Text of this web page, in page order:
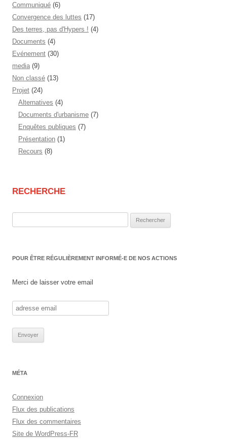
Communiqué (6)
Convergence des luttes (17)
Des terres, pas d'Hypers ! (4)
Documents (4)
Evénement (30)
media (9)
Non classé (13)
Projet (24)
Alternatives (4)
Documents d'urbanisme (7)
Enquêtes publiques (7)
Présentation (1)
Recours (8)
RECHERCHE
POUR ÊTRE RÉGULIÈREMENT INFORMÉ-E DE NOS ACTIONS
Merci de laisser votre email
MÉTA
Connexion
Flux des publications
Flux des commentaires
Site de WordPress-FR